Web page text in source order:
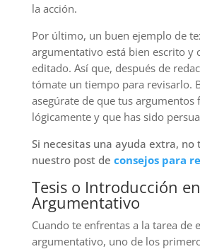
la acción.
Por último, un buen ejemplo de
argumentativo está bien escrito y
editado. Así que, después de
tómate un tiempo para revisarlo.
asegúrate de que tus argumentos
lógicamente y que has sido
Si necesitas una ayuda extra, no
nuestro post de consejos para
Tesis o Introducción
Argumentativo
Cuando te enfrentas a la tarea de
argumentativo, uno de los